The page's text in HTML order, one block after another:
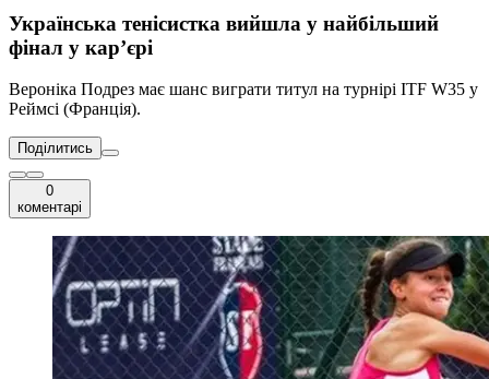
Українська тенісистка вийшла у найбільший
фінал у кар’єрі
Вероніка Подрез має шанс виграти титул на турнірі ITF W35 у
Реймсі (Франція).
Поділитись
0
коментарі